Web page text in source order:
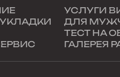
УСЛУГИ
ДЛЯ
ТЕСТ НА
ГАЛЕРЕЯ